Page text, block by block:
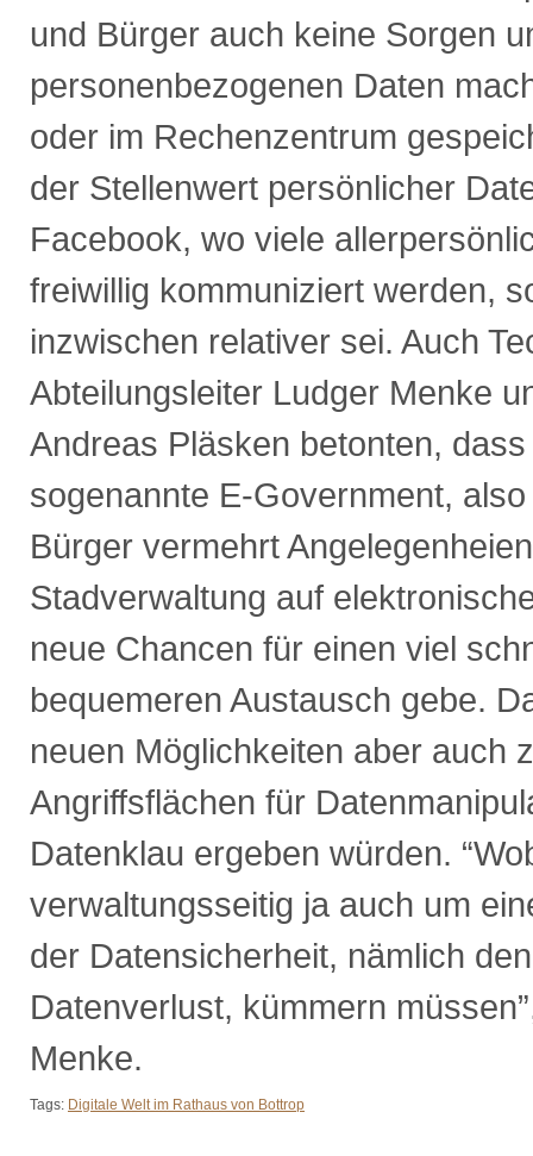
und Bürger auch keine Sorgen
personenbezogenen Daten
oder im Rechenzentrum
der Stellenwert persönlicher
Facebook, wo viele
freiwillig kommuniziert werden,
inzwischen relativer sei. Auch
Abteilungsleiter Ludger Menke
Andreas Pläsken betonten,
sogenannte E-Government,
Bürger vermehrt
Stadverwaltung auf
neue Chancen für einen viel
bequemeren Austausch gebe.
neuen Möglichkeiten aber auch
Angriffsflächen für
Datenklau ergeben würden.
verwaltungsseitig ja auch um
der Datensicherheit, nämlich
Datenverlust, kümmern
Menke.
Tags: Digitale Welt im Rathaus von Bottrop